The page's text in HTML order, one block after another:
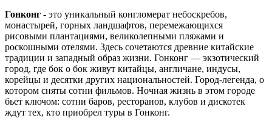
Гонконг - это уникальный конгломерат небоскребов,
монастырей, горных ландшафтов, перемежающихся
рисовыми плантациями, великолепными пляжами и
роскошными отелями. Здесь сочетаются древние китайские
традиции и западный образ жизни. Гонконг — экзотический
город, где бок о бок живут китайцы, англичане, индусы,
корейцы и десятки других национальностей. Город-легенда, о
котором сняты сотни фильмов. Ночная жизнь в этом городе
бьет ключом: сотни баров, ресторанов, клубов и дискотек
ждут тех, кто приобрел туры в Гонконг.